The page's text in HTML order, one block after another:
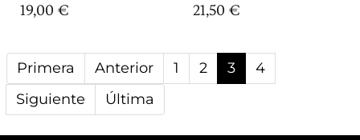
19,00 € 21,50 €
Primera Anterior 1 2 3
4
Siguiente
Última